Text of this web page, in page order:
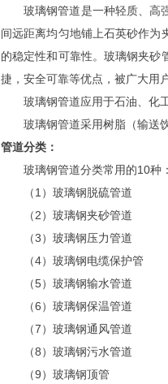
玻璃钢管道是一种轻质、高
间远距离均匀地铺上石英砂作为
的稳定性和可靠性。玻璃钢夹砂
捷，安全可靠等优点，被广大用
玻璃钢管道应用于石油、化
玻璃钢管道采用树脂（输送
管道分类：
玻璃钢管道分类常用的10种：
（1）玻璃钢脱硫管道
（2）玻璃钢夹砂管道
（3）玻璃钢压力管道
（4）玻璃钢电缆保护管
（5）玻璃钢输水管道
（6）玻璃钢保温管道
（7）玻璃钢通风管道
（8）玻璃钢污水管道
（9）玻璃钢顶管